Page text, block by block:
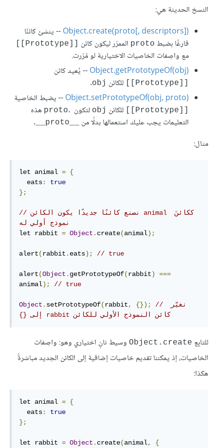
النسخ الحديثة هي:
Object.create(proto[, descriptors])‎-- ينشئ كائنًا
فارغًا بضبط proto الممرّر ليكون كائن
مع واصِفات الخاصيات الاختيارية لو مُرّرت.
Object.getPrototypeOf(obj)-- يُعيد كائن
للكائن obj
.
Object.setPrototypeOf(obj, proto)‎-- يضبط الخاصية
للكائن obj لتكون proto . ‎ هذه
التعليمات يجب عليك استعمالها بدلًا من
.
مثال:
let animal = {
  eats
:
true
};
// نصنع كائنًا جديدًا يكون الكائن animal ككائنَ
نموذج أولي له
let rabbit = Object . create(animal);
alert(rabbit . eats); // true
alert(Object . getPrototypeOf(rabbit)
===
animal); // true
Object . setPrototypeOf(rabbit, {});
// نغيّر
كائن النموذج الأولي للكائن ‫rabbit إلى {}
للتابِع Object.create وسيط ثانٍ اختياري وهو: واصِفات
الخاصيات، إذ يمكننا تقديم خاصيات إضافية إلى الكائن الجديد مباشرةً
هكذا:
let animal = {
  eats
:
true
};
let rabbit = Object . create(animal,
{